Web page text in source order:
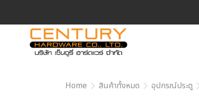
Home สินค้าทั้งหมด อุปกรณ์ประตู